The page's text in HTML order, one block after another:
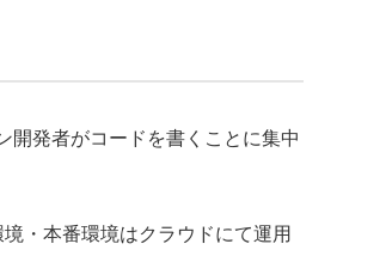
発者がコードを書くことに集中
・本番環境はクラウドにて運用